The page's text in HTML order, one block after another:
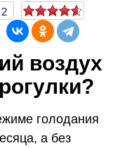
воздух
голодания
а без